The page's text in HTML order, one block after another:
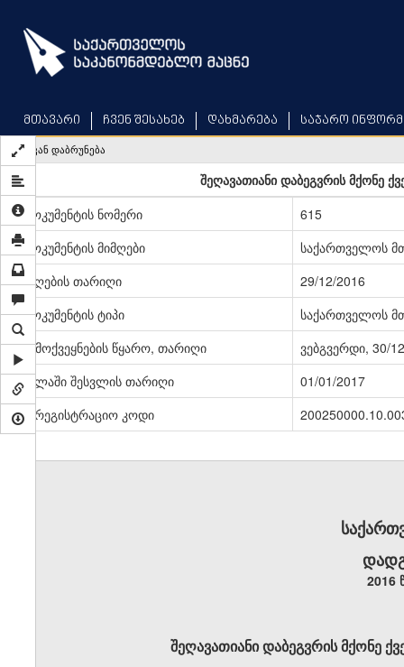
main
content
მთავარი ჩვენ შესახებ დახმარება საჯარო
უკან დაბრუნება
შეღავათიანი დაბეგვრის მქონე
დოკუმენტის ნომერი
615
დოკუმენტის მიმღები
საქართველოს
მიღების თარიღი
29/12/2016
დოკუმენტის ტიპი
საქართველოს
გამოქვეყნების წყარო, თარიღი
ვებგვერდი, 30/
ძალაში შესვლის თარიღი
01/01/2017
სარეგისტრაციო კოდი
2016
შეღავათიანი დაბეგვრის მქონე